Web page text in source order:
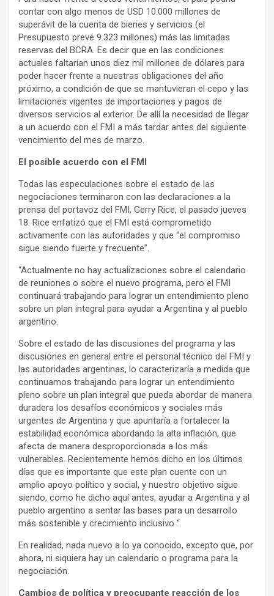
contar con algo menos de USD 10.000 millones de
superávit de la cuenta de bienes y servicios (el
Presupuesto prevé 9.323 millones) más las limitadas
reservas del BCRA. Es decir que en las condiciones
actuales faltarían unos diez mil millones de dólares para
poder hacer frente a nuestras obligaciones del año
próximo, a condición de que se mantuvieran el cepo y las
limitaciones vigentes de importaciones y pagos de
diversos servicios al exterior. De allí la necesidad de llegar
a un acuerdo con el FMI a más tardar antes del siguiente
vencimiento del mes de marzo.
El posible acuerdo con el FMI
Todas las especulaciones sobre el estado de las
negociaciones terminaron con las declaraciones a la
prensa del portavoz del FMI, Gerry Rice, el pasado jueves
18: Rice enfatizó que el FMI está comprometido
activamente con las autoridades y que “el compromiso
sigue siendo fuerte y frecuente”.
“Actualmente no hay actualizaciones sobre el calendario
de reuniones o sobre el nuevo programa, pero el FMI
continuará trabajando para lograr un entendimiento pleno
sobre un plan integral para ayudar a Argentina y al pueblo
argentino.
Sobre el estado de las discusiones del programa y las
discusiones en general entre el personal técnico del FMI y
las autoridades argentinas, lo caracterizaría a medida que
continuamos trabajando para lograr un entendimiento
pleno sobre un plan integral que pueda abordar de manera
duradera los desafíos económicos y sociales más
urgentes de Argentina y que apuntaría a fortalecer la
estabilidad económica abordando la alta inflación, que
afecta de manera desproporcionada a los más
vulnerables. Recientemente hemos dicho en los últimos
días que es importante que este plan cuente con un
amplio apoyo político y social, y nuestro objetivo sigue
siendo, como he dicho aquí antes, ayudar a Argentina y al
pueblo argentino a sentar las bases para un desarrollo
más sostenible y crecimiento inclusivo “.
En realidad, nada nuevo a lo ya conocido, excepto que, por
ahora, ni siquiera hay un calendario o programa para la
negociación.
Cambios de política y preocupante reacción de los